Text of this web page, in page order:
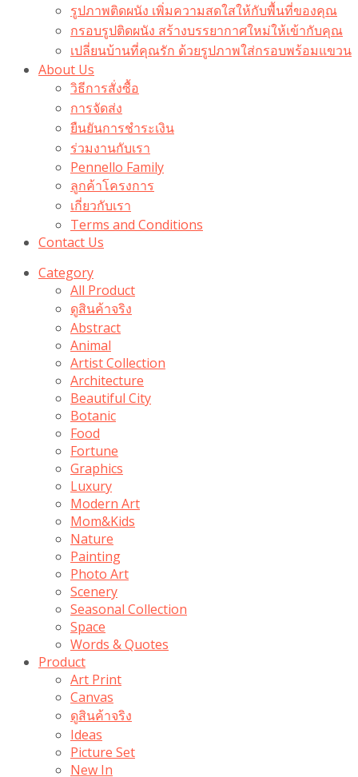
รูปภาพติดผนัง เพิ่มความสดใสให้กับพื้นที่ของคุณ
กรอบรูปติดผนัง สร้างบรรยากาศใหม่ให้เข้ากับคุณ
เปลี่ยนบ้านที่คุณรัก ด้วยรูปภาพใส่กรอบพร้อมแขวน​
About Us
วิธีการสั่งซื้อ
การจัดส่ง
ยืนยันการชำระเงิน
ร่วมงานกับเรา
Pennello Family
ลูกค้าโครงการ
เกี่ยวกับเรา
Terms and Conditions
Contact Us
Category
All Product
ดูสินค้าจริง
Abstract
Animal
Artist Collection
Architecture
Beautiful City
Botanic
Food
Fortune
Graphics
Luxury
Modern Art
Mom&Kids
Nature
Painting
Photo Art
Scenery
Seasonal Collection
Space
Words & Quotes
Product
Art Print
Canvas
ดูสินค้าจริง
Ideas
Picture Set
New In